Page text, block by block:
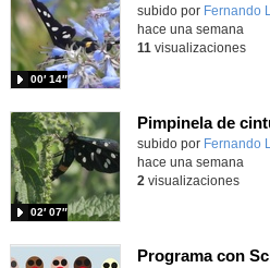
Contenido educativo.
subido por Fernando L.
00′ 14″
hace una semana
11 visualizaciones
Contenido educativo.
subido por Fernando L.
02′ 07″
hace una semana
2 visualizaciones